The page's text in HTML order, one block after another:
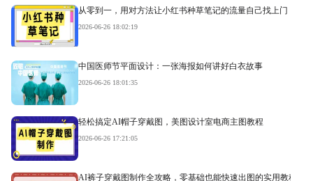
从零到一，用对方法让小红书种草笔记的流量自己找上门
2026-06-26 18:02:19
中国医师节平面设计：一张海报如何讲好白衣故事
2026-06-26 18:01:35
轻松搞定AI帽子穿戴图，美图设计室电商主图教程
2026-06-26 17:21:05
AI裤子穿戴图制作全攻略，零基础也能快速出图的实用教程